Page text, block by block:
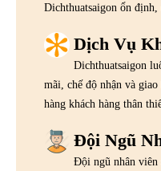
Dichthuatsaigon ổn định,
Dịch Vụ
Dichthuatsaigon
mãi, chế độ nhận và
hàng khách hàng thân
Đội Ngũ
Đội ngũ nhân viên